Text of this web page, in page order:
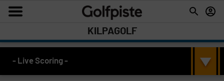
KILPAGOLF
- Live Scoring -